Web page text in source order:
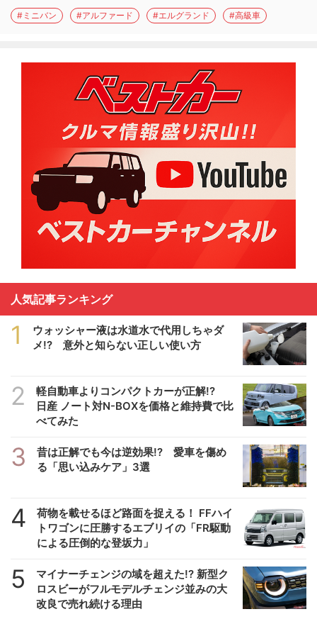
#ミニバン #アルファード #エルグランド #高級車
人気記事ランキング
1
ウォッシャー液は水道水で代用しちゃダ
メ!? 意外と知らない正しい使い方
2
軽自動車よりコンパクトカーが正解!?
日産 ノート対N-BOXを価格と維持費で比
べてみた
3
昔は正解でも今は逆効果!? 愛車を傷め
る「思い込みケア」3選
4
荷物を載せるほど路面を捉える！ FFハイ
トワゴンに圧勝するエブリイの「FR駆動
による圧倒的な登坂力」
5
マイナーチェンジの域を超えた!? 新型ク
ロスビーがフルモデルチェンジ並みの大
改良で売れ続ける理由